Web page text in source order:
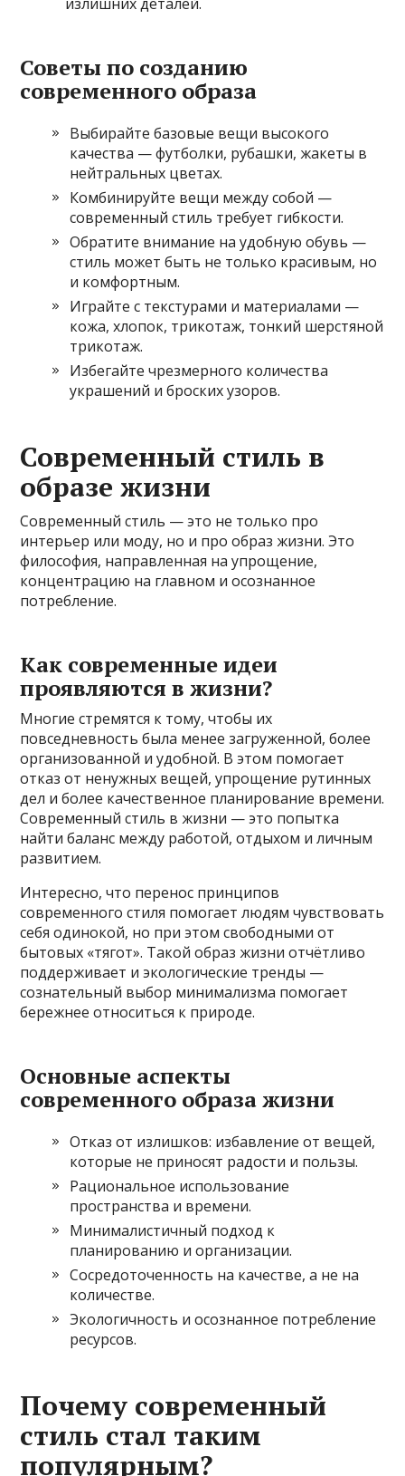
Советы по созданию
современного образа
Выбирайте базовые вещи высокого
качества — футболки, рубашки, жакеты в
нейтральных цветах.
Комбинируйте вещи между собой —
современный стиль требует гибкости.
Обратите внимание на удобную обувь —
стиль может быть не только красивым, но
и комфортным.
Играйте с текстурами и материалами —
кожа, хлопок, трикотаж, тонкий шерстяной
трикотаж.
Избегайте чрезмерного количества
украшений и броских узоров.
Современный стиль в
образе жизни
Современный стиль — это не только про
интерьер или моду, но и про образ жизни. Это
философия, направленная на упрощение,
концентрацию на главном и осознанное
потребление.
Как современные идеи
проявляются в жизни?
Многие стремятся к тому, чтобы их
повседневность была менее загруженной, более
организованной и удобной. В этом помогает
отказ от ненужных вещей, упрощение рутинных
дел и более качественное планирование времени.
Современный стиль в жизни — это попытка
найти баланс между работой, отдыхом и личным
развитием.
Интересно, что перенос принципов
современного стиля помогает людям чувствовать
себя одинокой, но при этом свободными от
бытовых «тягот». Такой образ жизни отчётливо
поддерживает и экологические тренды —
сознательный выбор минимализма помогает
бережнее относиться к природе.
Основные аспекты
современного образа жизни
Отказ от излишков: избавление от вещей,
которые не приносят радости и пользы.
Рациональное использование
пространства и времени.
Минималистичный подход к
планированию и организации.
Сосредоточенность на качестве, а не на
количестве.
Экологичность и осознанное потребление
ресурсов.
Почему современный
стиль стал таким
популярным?